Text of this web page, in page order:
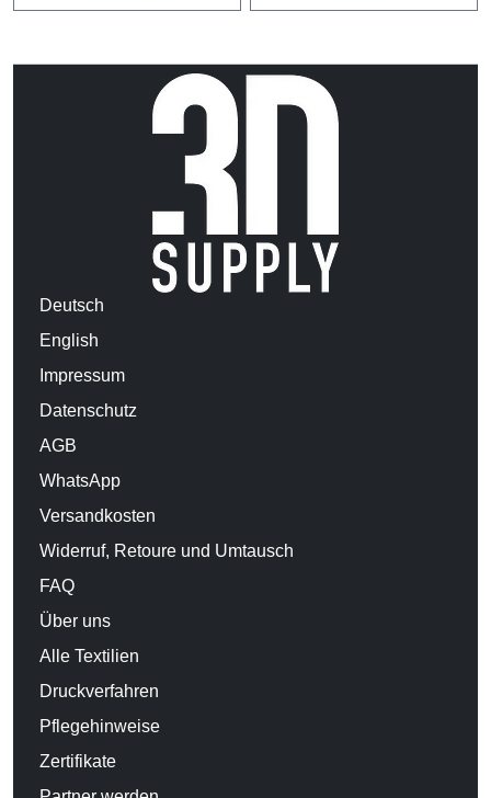
Deutsch
English
Impressum
Datenschutz
AGB
WhatsApp
Versandkosten
Widerruf, Retoure und Umtausch
FAQ
Über uns
Alle Textilien
Druckverfahren
Pflegehinweise
Zertifikate